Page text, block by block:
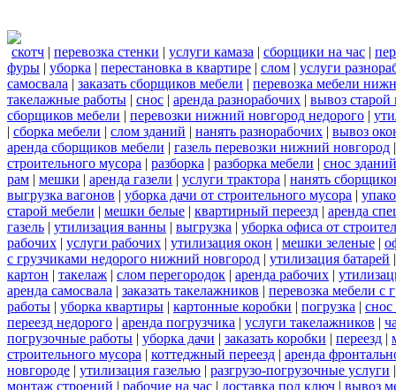
скотч | перевозка стенки | услуги камаза | сборщики на час |
фуры | уборка | перестановка в квартире | слом | услуги
самосвала | заказать сборщиков мебели | перевозка мебели
такелажные работы | снос | аренда разнорабочих | вывоз старой
сборщиков мебели | перевозки нижний новгород недорого |
| сборка мебели | слом зданий | нанять разнорабочих | вывоз
аренда сборщиков мебели | газель перевозки нижний новгород
строительного мусора | разборка | разборка мебели | снос зданий
рам | мешки | аренда газели | услуги трактора | нанять
выгрузка вагонов | уборка дачи от строительного мусора |
старой мебели | мешки белые | квартирный переезд | аренда
газель | утилизация ванны | выгрузка | уборка офиса от
рабочих | услуги рабочих | утилизация окон | мешки зеленые |
с грузчиками недорого нижний новгород | утилизация батарей
картон | такелаж | слом перегородок | аренда рабочих |
аренда самосвала | заказать такелажников | перевозка мебели с
работы | уборка квартиры | картонные коробки | погрузка | снос
переезд недорого | аренда погрузчика | услуги такелажников |
погрузочные работы | уборка дачи | заказать коробки | переезд |
строительного мусора | коттеджный переезд | аренда
новгороде | утилизация газелью | разгрузо-погрузочные услуги
монтаж строений | рабочие на час | доставка под ключ | вывоз